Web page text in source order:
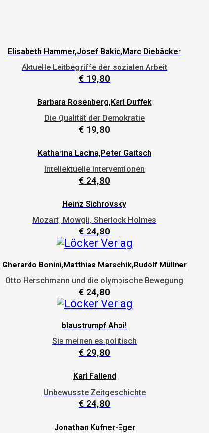
Elisabeth Hammer,Josef Bakic,Marc Diebäcker
Aktuelle Leitbegriffe der sozialen Arbeit
€ 19,80
Barbara Rosenberg,Karl Duffek
Die Qualität der Demokratie
€ 19,80
Katharina Lacina,Peter Gaitsch
Intellektuelle Interventionen
€ 24,80
Heinz Sichrovsky
Mozart, Mowgli, Sherlock Holmes
€ 24,80
Gherardo Bonini,Matthias Marschik,Rudolf Müllner
Otto Herschmann und die olympische Bewegung
€ 24,80
blaustrumpf Ahoi!
Sie meinen es politisch
€ 29,80
Karl Fallend
Unbewusste Zeitgeschichte
€ 24,80
Jonathan Kufner-Eger